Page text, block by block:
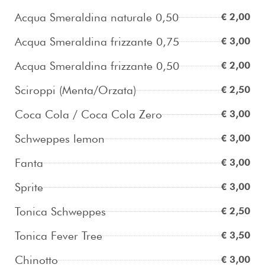
Acqua Smeraldina naturale 0,50 € 2,00
Acqua Smeraldina frizzante 0,75 € 3,00
Acqua Smeraldina frizzante 0,50 € 2,00
Sciroppi (Menta/Orzata) € 2,50
Coca Cola / Coca Cola Zero € 3,00
Schweppes lemon € 3,00
Fanta € 3,00
Sprite € 3,00
Tonica Schweppes € 2,50
Tonica Fever Tree € 3,50
Chinotto € 3,00